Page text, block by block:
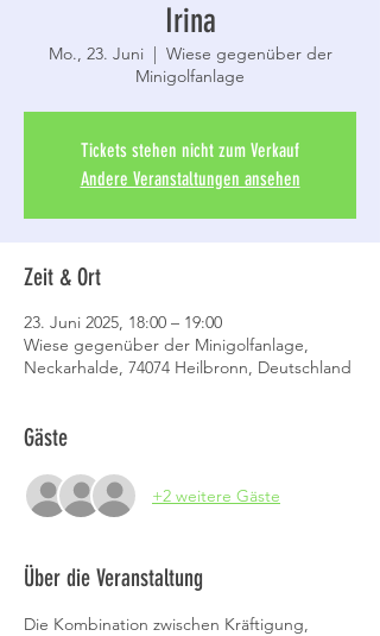
Irina
Mo., 23. Juni
  |
Wiese gegenüber der
Minigolfanlage
Tickets stehen nicht zum Verkauf
Andere Veranstaltungen ansehen
Zeit & Ort
23. Juni 2025, 18:00 – 19:00
Wiese gegenüber der Minigolfanlage,
Neckarhalde, 74074 Heilbronn, Deutschland
Gäste
+2 weitere Gäste
Über die Veranstaltung
Die Kombination zwischen Kräftigung,